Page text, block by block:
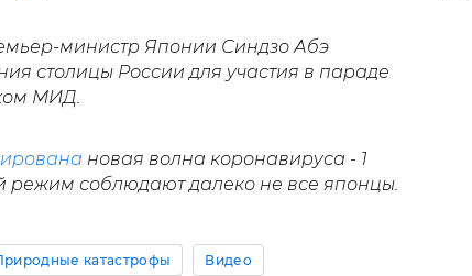
министр Японии Синдзо Абэ
столицы России для участия в параде
МИД.
новая волна коронавируса - 1
режим соблюдают далеко не все японцы.
катастрофы Видео